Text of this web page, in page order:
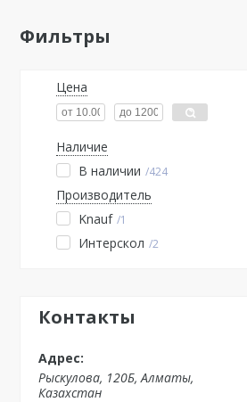
Фильтры
Цена
Наличие
В наличии
424
Производитель
Knauf 1
Интерскол 2
Контакты
Рыскулова, 120Б, Алматы,
Казахстан